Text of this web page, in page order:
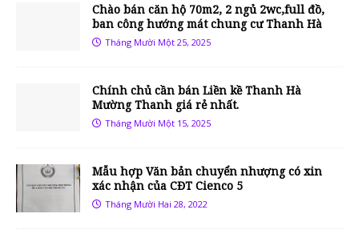
Chào bán căn hộ 70m2, 2 ngủ 2wc,full đồ,
ban công hướng mát chung cư Thanh Hà
Tháng Mười Một 25, 2025
Chính chủ cần bán Liền kề Thanh Hà
Mường Thanh giá rẻ nhất.
Tháng Mười Một 15, 2025
Mẫu hợp Văn bản chuyển nhượng có xin
xác nhận của CĐT Cienco 5
Tháng Mười Hai 28, 2022